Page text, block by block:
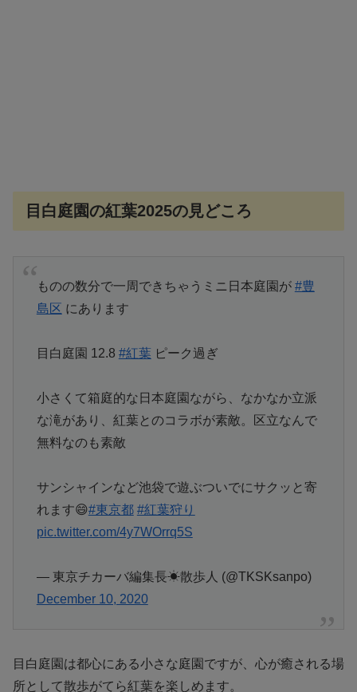
目白庭園の紅葉2025の見どころ
ものの数分で一周できちゃうミニ日本庭園が #豊
島区 にあります
目白庭園 12.8 #紅葉ピーク過ぎ
小さくて箱庭的な日本庭園ながら、なかなか立派
な滝があり、紅葉とのコラボが素敵。区立なんで
無料なのも素敵
サンシャインなど池袋で遊ぶついでにサクッと寄
れます😄#東京都 #紅葉狩り
pic.twitter.com/4y7WOrrq5S
— 東京チカーバ編集長☀散歩人 (@TKSKsanpo)
December 10, 2020
目白庭園は都心にある小さな庭園ですが、心が癒される場
所として散歩がてら紅葉を楽しめます。